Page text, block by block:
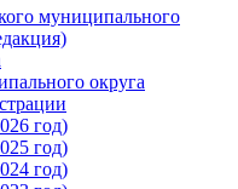
муниципального
округа
год)
год)
год)